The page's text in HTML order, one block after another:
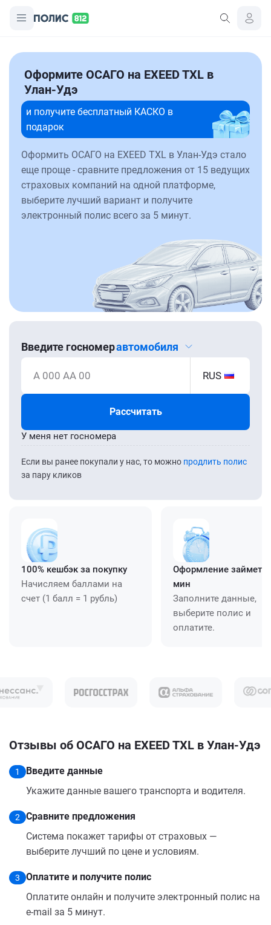
Оформите ОСАГО на EXEED TXL в
Улан-Удэ
и получите бесплатный КАСКО в
подарок
Оформить ОСАГО на EXEED TXL в Улан-Удэ стало
еще проще - сравните предложения от 15 ведущих
страховых компаний на одной платформе,
выберите лучший вариант и получите
электронный полис всего за 5 минут.
Введите госномеравтомобиля
А 000 АА 00 RUS
Рассчитать
Если вы ранее покупали у нас, то можно продлить полис
за пару кликов
У меня нет госномера
100% кешбэк за покупку
Начисляем баллами на
счет (1 балл = 1 рубль)
Оформление займет
мин
Заполните данные,
выберите полис и
оплатите.
Отзывы об ОСАГО на EXEED TXL в Улан-Удэ
1
Введите данные
Укажите данные вашего транспорта и водителя.
2
Сравните предложения
Система покажет тарифы от страховых —
выберите лучший по цене и условиям.
3
Оплатите и получите полис
Оплатите онлайн и получите электронный полис на
e-mail за 5 минут.